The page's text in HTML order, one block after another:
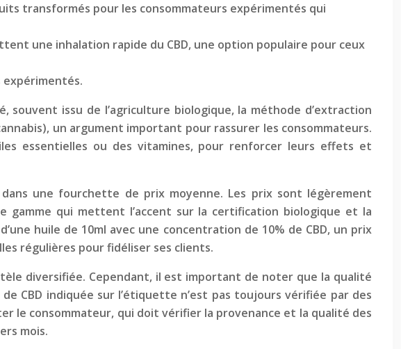
transformés pour les consommateurs expérimentés qui
une inhalation rapide du CBD, une option populaire pour ceux
expérimentés.
issu de l’agriculture biologique, la méthode d’extraction
un argument important pour rassurer les consommateurs.
essentielles ou des vitamines, pour renforcer leurs effets et
dans une fourchette de prix moyenne. Les prix sont légèrement
gamme qui mettent l’accent sur la certification biologique et la
huile de 10ml avec une concentration de 10% de CBD, un prix
régulières pour fidéliser ses clients.
diversifiée. Cependant, il est important de noter que la qualité
CBD indiquée sur l’étiquette n’est pas toujours vérifiée par des
le consommateur, qui doit vérifier la provenance et la qualité des
mois.